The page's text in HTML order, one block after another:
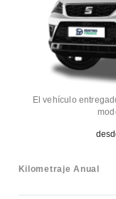
El vehículo
Kilometraje Anual